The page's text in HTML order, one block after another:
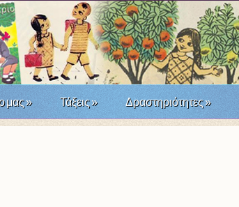
μας» Τάξεις» Δραστηριότητες»